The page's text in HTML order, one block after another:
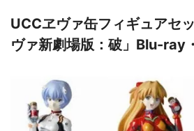
UCCヱヴァ缶フィギュアセ
ヴァ新劇場版：破」Blu-ray